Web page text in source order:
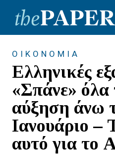
ΟΙΚΟΝΟΜΙΑ
Ελληνικές
«Σπάνε» όλα
αύξηση άνω
Ιανουάριο –
αυτό για το